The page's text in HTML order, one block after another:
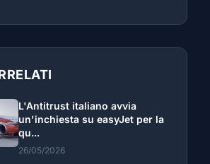
L'Antitrust italiano avvia
un'inchiesta su easyJet per la
qu...
26/05/2026